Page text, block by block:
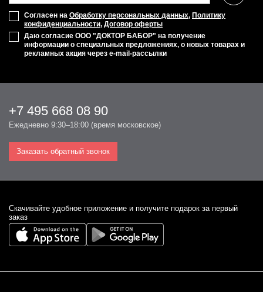
Согласен на Обработку персональных данных, Политику
конфиденциальности, Договор оферты
Даю согласие ООО "ДОКТОР БАБОР" на получение
информации о специальных предложениях, о новых товарах и
рекламных акция через e-mail-рассылки
+7 495 668 08 90
Ежедневно 9:30–18:00 (время московское)
Заказать обратный звонок
Cкачивайте удобное приложение и получите подарок за первый
заказ